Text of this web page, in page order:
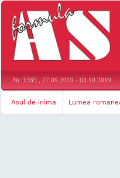
Nr. 1385 , 27.09.2019 - 03.10.2019
Asul de inima Lumea